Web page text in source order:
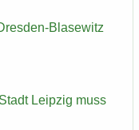
​Blasewitz
Leip­zig muss